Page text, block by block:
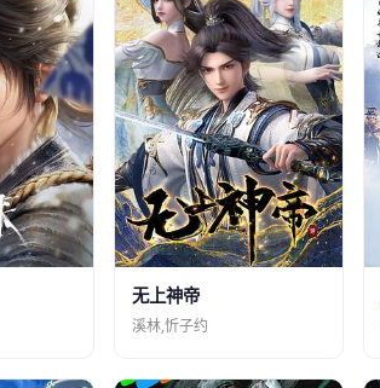
无上神帝
溪林,忻子约